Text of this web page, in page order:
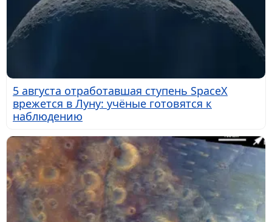
5 августа отработавшая ступень SpaceX
врежется в Луну: учёные готовятся к
наблюдению